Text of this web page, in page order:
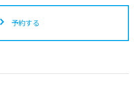
予約する